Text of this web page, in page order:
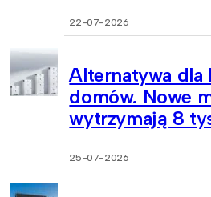
22-07-2026
Alternatywa dla
domów. Nowe
wytrzymają 8
25-07-2026